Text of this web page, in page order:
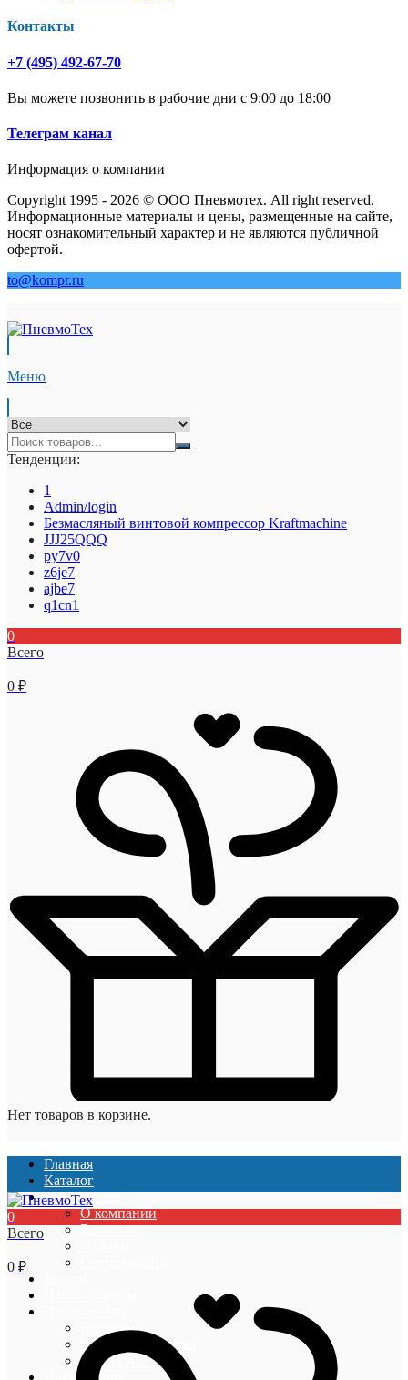
Контакты
+7 (495) 492-67-70
Вы можете позвонить в рабочие дни с 9:00 до 18:00
Телеграм канал
Информация о компании
Copyright 1995 - 2026 © ООО Пневмотех. All right reserved.
Информационные материалы и цены, размещенные на сайте,
носят ознакомительный характер и не являются публичной
офертой.
to@kompr.ru
Меню
Тенденции:
1
Admin/login
Безмасляный винтовой компрессор Kraftmaсhine
JJJ25QQQ
py7v0
z6je7
ajbe7
q1cn1
0
Всего
0 ₽
Нет товаров в корзине.
Главная
Каталог
О компании
О компании
Вакансии
Гарантии
Оплата и доставка
Акции и скидки
0
Всего
0 ₽